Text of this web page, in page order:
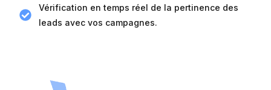
Vérification en temps réel de la pertinence des
leads avec vos campagnes.